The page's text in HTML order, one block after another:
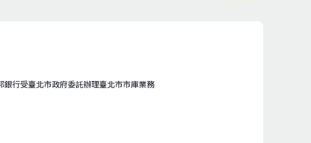
銀行受臺北市政府委託辦理臺北市市庫業務